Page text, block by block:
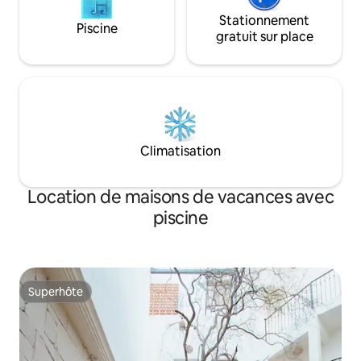
Piscine
Stationnement
gratuit sur place
Climatisation
Location de maisons de vacances avec
piscine
Superhôte
Superhôte